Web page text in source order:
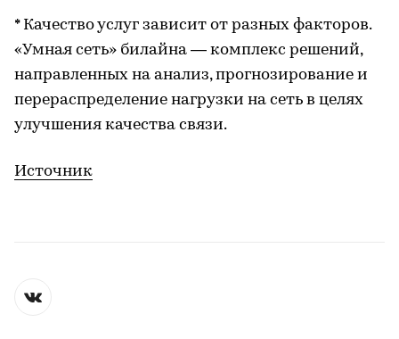
* Качество услуг зависит от разных факторов.
«Умная сеть» билайна — комплекс решений,
направленных на анализ, прогнозирование и
перераспределение нагрузки на сеть в целях
улучшения качества связи.
Источник